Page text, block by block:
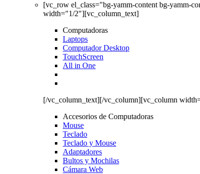
[vc_row el_class="bg-yamm-content bg-yamm-
width="1/2"][vc_column_text]
Computadoras
Laptops
Computador Desktop
TouchScreen
All in One
[/vc_column_text][/vc_column][vc_column
Accesorios de Computadoras
Mouse
Teclado
Teclado y Mouse
Adaptadores
Bultos y Mochilas
Cámara Web